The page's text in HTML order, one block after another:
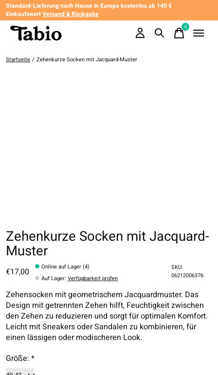
Standard-Lieferung nach Hause in Europa kostenlos ab 140 €
EinkaufswertVersand & Rückgabe
0items
Startseite / Zehenkurze Socken mit Jacquard-Muster
Zehenkurze Socken mit Jacquard-
Muster
€17,00
Online auf Lager (4)
Auf Lager:Verfügbarkeit prüfen
SKU:
06212006376
Zehensocken mit geometrischem Jacquardmuster. Das
Design mit getrennten Zehen hilft, Feuchtigkeit zwischen
den Zehen zu reduzieren und sorgt für optimalen Komfort.
Leicht mit Sneakers oder Sandalen zu kombinieren, für
einen lässigen oder modischeren Look.
Größe: *